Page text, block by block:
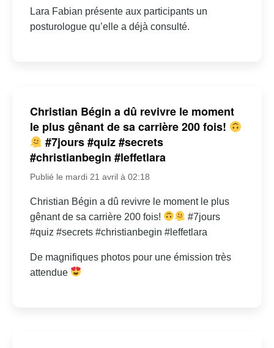
Lara Fabian présente aux participants un
posturologue qu’elle a déjà consulté.
Christian Bégin a dû revivre le moment
le plus gênant de sa carrière 200 fois!
#7jours #quiz #secrets
#christianbegin #leffetlara
Publié le mardi 21 avril à 02:18
Christian Bégin a dû revivre le moment le plus
gênant de sa carrière 200 fois!
#7jours
#quiz #secrets #christianbegin #leffetlara
De magnifiques photos pour une émission très
attendue